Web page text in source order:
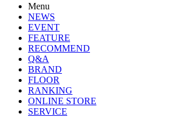
Menu
NEWS
EVENT
FEATURE
RECOMMEND
Q&A
BRAND
FLOOR
RANKING
ONLINE STORE
SERVICE